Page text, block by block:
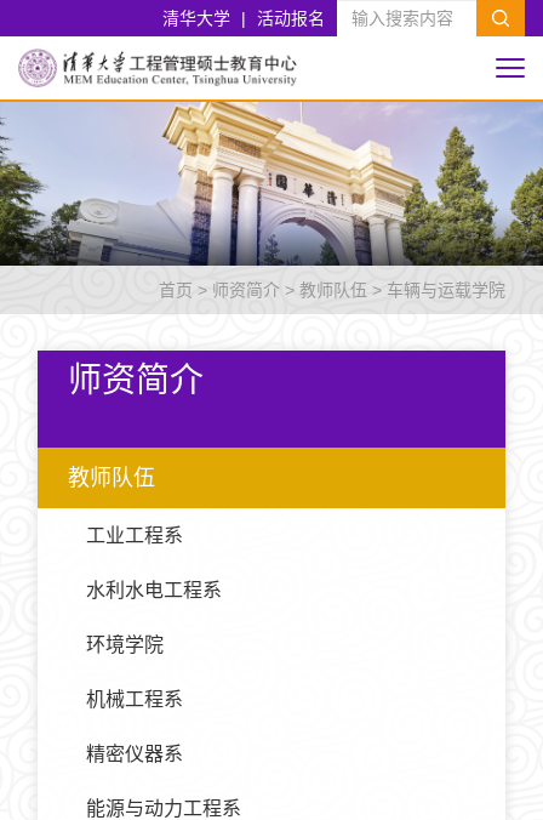
清华大学 | 活动报名
首页 > 师资简介 >教师队伍 > 车辆与运载学院
师资简介
教师队伍
工业工程系
水利水电工程系
环境学院
机械工程系
精密仪器系
能源与动力工程系